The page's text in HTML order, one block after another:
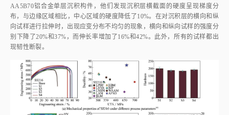
AA5B70铝合金单层沉积构件，他们发现沉积层横截面的硬度呈现梯度分
布，与边缘区域相比，中心区域的硬度降低了10%。在对沉积层的横向和纵
向试样进行拉伸时，出现应变分布不均匀的现象，横向和纵向试样的强度分
别下降了20%和37%，而伸长率增加了16%和42%。此外，所有的试样都出
现韧性断裂。